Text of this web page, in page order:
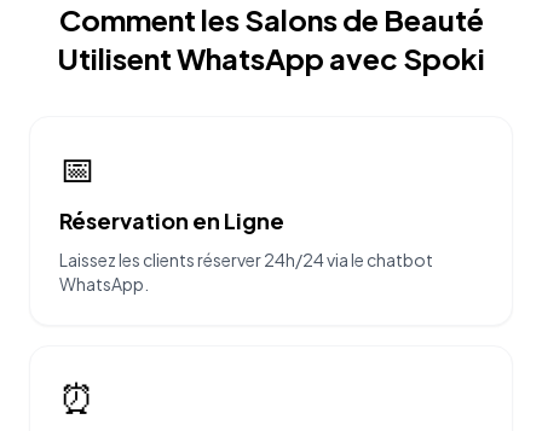
Comment les Salons de Beauté
Utilisent WhatsApp avec Spoki
📅
Réservation en Ligne
Laissez les clients réserver 24h/24 via le chatbot
WhatsApp.
⏰